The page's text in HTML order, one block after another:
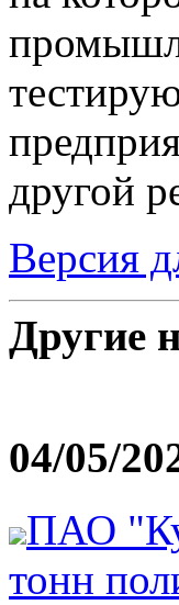
другой
Версия
Другие
04/05/
ПАО
тонн